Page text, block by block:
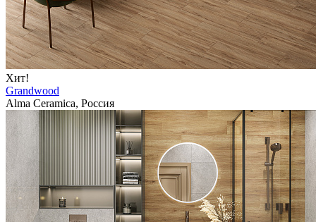
Хит!
Grandwood
Alma Ceramica, Россия